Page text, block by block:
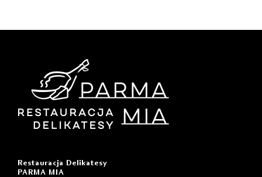
Restauracja Delikatesy
PARMA MIA